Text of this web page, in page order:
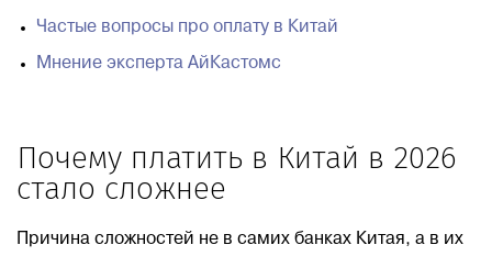
Частые вопросы про оплату в Китай
Мнение эксперта АйКастомс
Почему платить в Китай в 2026
стало сложнее
Причина сложностей не в самих банках Китая, а в их